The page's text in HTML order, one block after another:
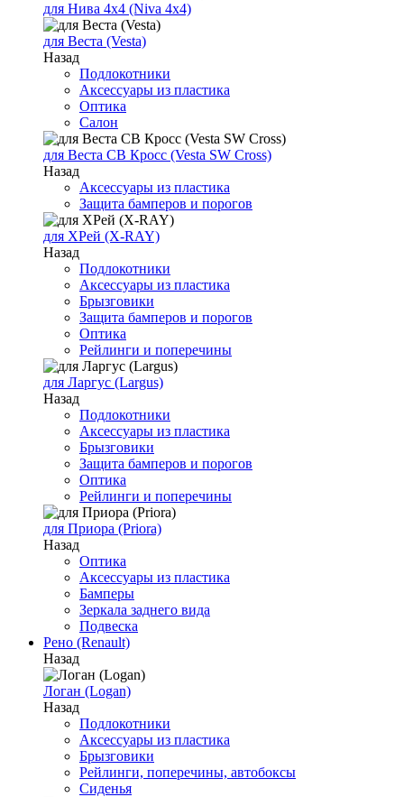
для Нива 4х4 (Niva 4x4)
для Веста (Vesta)
Назад
Подлокотники
Аксессуары из пластика
Оптика
Салон
для Веста СВ Кросс (Vesta SW Cross)
Назад
Аксессуары из пластика
Защита бамперов и порогов
для ХРей (X-RAY)
Назад
Подлокотники
Аксессуары из пластика
Брызговики
Защита бамперов и порогов
Оптика
Рейлинги и поперечины
для Ларгус (Largus)
Назад
Подлокотники
Аксессуары из пластика
Брызговики
Защита бамперов и порогов
Оптика
Рейлинги и поперечины
для Приора (Priora)
Назад
Оптика
Аксессуары из пластика
Бамперы
Зеркала заднего вида
Подвеска
Рено (Renault)
Назад
Логан (Logan)
Назад
Подлокотники
Аксессуары из пластика
Брызговики
Рейлинги, поперечины, автобоксы
Сиденья